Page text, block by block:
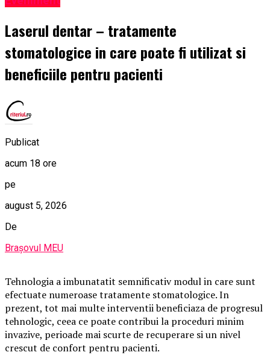
Laserul dentar – tratamente
stomatologice in care poate fi utilizat si
beneficiile pentru pacienti
Publicat
acum 18 ore
pe
august 5, 2026
De
Brașovul MEU
Tehnologia a imbunatatit semnificativ modul in care sunt
efectuate numeroase tratamente stomatologice. In
prezent, tot mai multe interventii beneficiaza de progresul
tehnologic, ceea ce poate contribui la proceduri minim
invazive, perioade mai scurte de recuperare si un nivel
crescut de confort pentru pacienti.